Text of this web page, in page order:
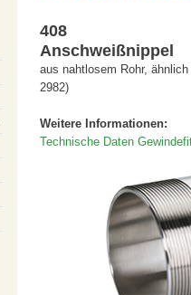
408
Anschweißnippel
aus nahtlosem Rohr,
2982)
Weitere Informationen:
Technische Daten